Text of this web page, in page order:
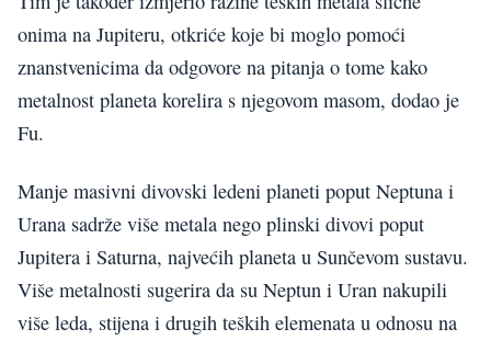
onima na Jupiteru, otkriće koje bi moglo pomoći
znanstvenicima da odgovore na pitanja o tome kako
metalnost planeta korelira s njegovom masom, dodao je
Fu.
Manje masivni divovski ledeni planeti poput Neptuna i
Urana sadrže više metala nego plinski divovi poput
Jupitera i Saturna, najvećih planeta u Sunčevom sustavu.
Više metalnosti sugerira da su Neptun i Uran nakupili
više leda, stijena i drugih teških elemenata u odnosu na